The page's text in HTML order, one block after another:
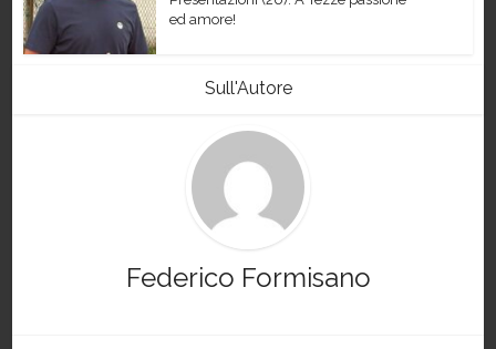
ed amore!
Sull'Autore
Federico Formisano